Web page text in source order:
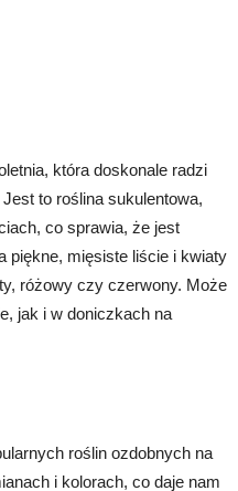
która doskonale radzi
to roślina sukulentowa,
co sprawia, że jest
piękne, mięsiste liście i kwiaty
różowy czy czerwony. Może
jak i w doniczkach na
roślin ozdobnych na
i kolorach, co daje nam